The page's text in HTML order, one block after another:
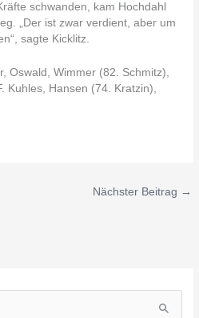
schwanden, kam Hochdahl
„Der ist zwar verdient, aber um
sagte Kicklitz.
Oswald, Wimmer (82. Schmitz),
Kuhles, Hansen (74. Kratzin),
Nächster Beitrag →